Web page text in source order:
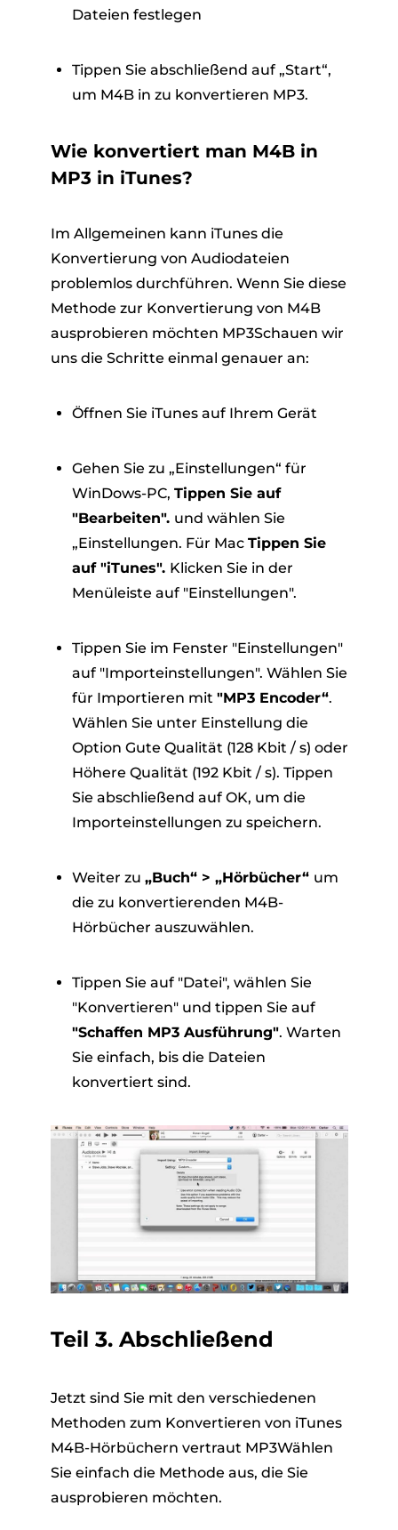
Dateien festlegen
Tippen Sie abschließend auf „Start“,
um M4B in zu konvertieren MP3.
Wie konvertiert man M4B in
MP3 in iTunes?
Im Allgemeinen kann iTunes die
Konvertierung von Audiodateien
problemlos durchführen. Wenn Sie diese
Methode zur Konvertierung von M4B
ausprobieren möchten MP3Schauen wir
uns die Schritte einmal genauer an:
Öffnen Sie iTunes auf Ihrem Gerät
Gehen Sie zu „Einstellungen“ für
WinDows-PC, Tippen Sie auf
"Bearbeiten". und wählen Sie
„Einstellungen. Für Mac Tippen Sie
auf "iTunes". Klicken Sie in der
Menüleiste auf "Einstellungen".
Tippen Sie im Fenster "Einstellungen"
auf "Importeinstellungen". Wählen Sie
für Importieren mit "MP3 Encoder“.
Wählen Sie unter Einstellung die
Option Gute Qualität (128 Kbit / s) oder
Höhere Qualität (192 Kbit / s). Tippen
Sie abschließend auf OK, um die
Importeinstellungen zu speichern.
Weiter zu „Buch“ > „Hörbücher“ um
die zu konvertierenden M4B-
Hörbücher auszuwählen.
Tippen Sie auf "Datei", wählen Sie
"Konvertieren" und tippen Sie auf
"Schaffen MP3 Ausführung". Warten
Sie einfach, bis die Dateien
konvertiert sind.
Teil 3. Abschließend
Jetzt sind Sie mit den verschiedenen
Methoden zum Konvertieren von iTunes
M4B-Hörbüchern vertraut MP3Wählen
Sie einfach die Methode aus, die Sie
ausprobieren möchten.